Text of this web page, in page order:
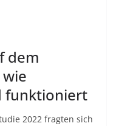
dem
funktioniert
2022 fragten sich